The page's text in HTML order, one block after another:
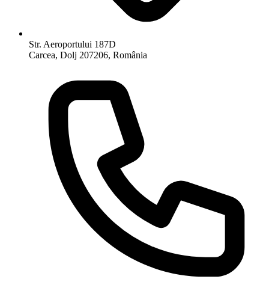
Str. Aeroportului 187D
Carcea, Dolj 207206, România